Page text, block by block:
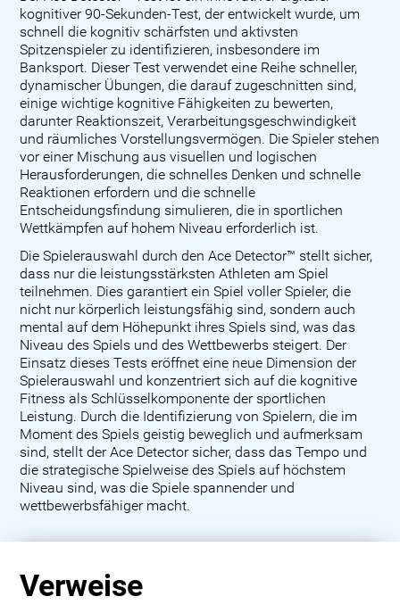
kognitiver 90-Sekunden-Test, der entwickelt wurde, um
schnell die kognitiv schärfsten und aktivsten
Spitzenspieler zu identifizieren, insbesondere im
Banksport. Dieser Test verwendet eine Reihe schneller,
dynamischer Übungen, die darauf zugeschnitten sind,
einige wichtige kognitive Fähigkeiten zu bewerten,
darunter Reaktionszeit, Verarbeitungsgeschwindigkeit
und räumliches Vorstellungsvermögen. Die Spieler stehen
vor einer Mischung aus visuellen und logischen
Herausforderungen, die schnelles Denken und schnelle
Reaktionen erfordern und die schnelle
Entscheidungsfindung simulieren, die in sportlichen
Wettkämpfen auf hohem Niveau erforderlich ist.
Die Spielerauswahl durch den Ace Detector™ stellt sicher,
dass nur die leistungsstärksten Athleten am Spiel
teilnehmen. Dies garantiert ein Spiel voller Spieler, die
nicht nur körperlich leistungsfähig sind, sondern auch
mental auf dem Höhepunkt ihres Spiels sind, was das
Niveau des Spiels und des Wettbewerbs steigert. Der
Einsatz dieses Tests eröffnet eine neue Dimension der
Spielerauswahl und konzentriert sich auf die kognitive
Fitness als Schlüsselkomponente der sportlichen
Leistung. Durch die Identifizierung von Spielern, die im
Moment des Spiels geistig beweglich und aufmerksam
sind, stellt der Ace Detector sicher, dass das Tempo und
die strategische Spielweise des Spiels auf höchstem
Niveau sind, was die Spiele spannender und
wettbewerbsfähiger macht.
Verweise